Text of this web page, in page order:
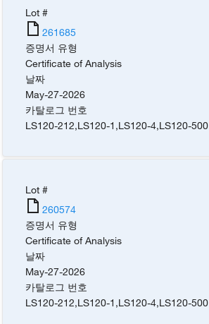
Lot #
261685
증명서 유형
Certificate of Analysis
날짜
May-27-2026
카탈로그 번호
LS120-212,LS120-1 ,LS120-4,LS120-500
Lot #
260574
증명서 유형
Certificate of Analysis
날짜
May-27-2026
카탈로그 번호
LS120-212,LS120-1 ,LS120-4,LS120-500